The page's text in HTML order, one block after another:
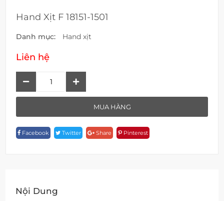
Hand Xịt F 18151-1501
Danh mục: Hand xịt
Liên hệ
1501
Quantity
MUA HÀNG
Facebook Twitter Share Pinterest
Nội Dung